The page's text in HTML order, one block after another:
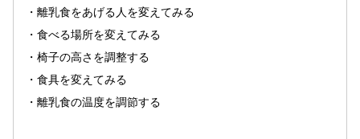
・離乳食をあげる人を変えてみる
・食べる場所を変えてみる
・椅子の高さを調整する
・食具を変えてみる
・離乳食の温度を調節する